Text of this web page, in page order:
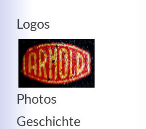
Logos
Photos
Geschichte